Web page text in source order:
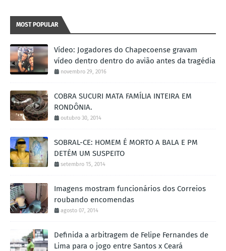
MOST POPULAR
Vídeo: Jogadores do Chapecoense gravam
vídeo dentro dentro do avião antes da tragédia
novembro 29, 2016
COBRA SUCURI MATA FAMÍLIA INTEIRA EM
RONDÔNIA.
outubro 30, 2014
SOBRAL-CE: HOMEM É MORTO A BALA E PM
DETÉM UM SUSPEITO
setembro 15, 2014
Imagens mostram funcionários dos Correios
roubando encomendas
agosto 07, 2014
Definida a arbitragem de Felipe Fernandes de
Lima para o jogo entre Santos x Ceará